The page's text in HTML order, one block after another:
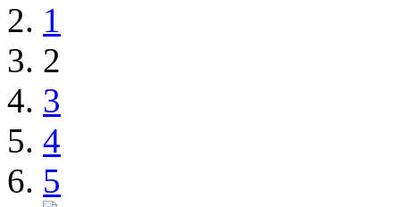
1
2
3
4
5